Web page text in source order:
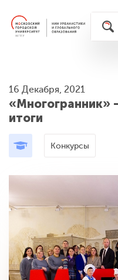
16 Декабря, 2021
«Многогранник»
итоги
Конкурсы